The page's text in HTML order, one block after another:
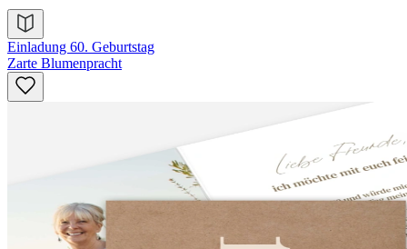
Einladung 60. Geburtstag
Zarte Blumenpracht